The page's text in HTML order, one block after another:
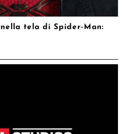
tela di Spider-Man: